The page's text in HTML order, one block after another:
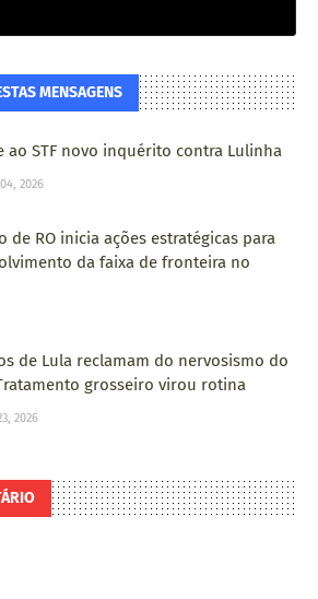
MENSAGENS
ao STF novo inquérito contra Lulinha
2026
de RO inicia ações estratégicas para
da faixa de fronteira no
de Lula reclamam do nervosismo do
grosseiro virou rotina
2026